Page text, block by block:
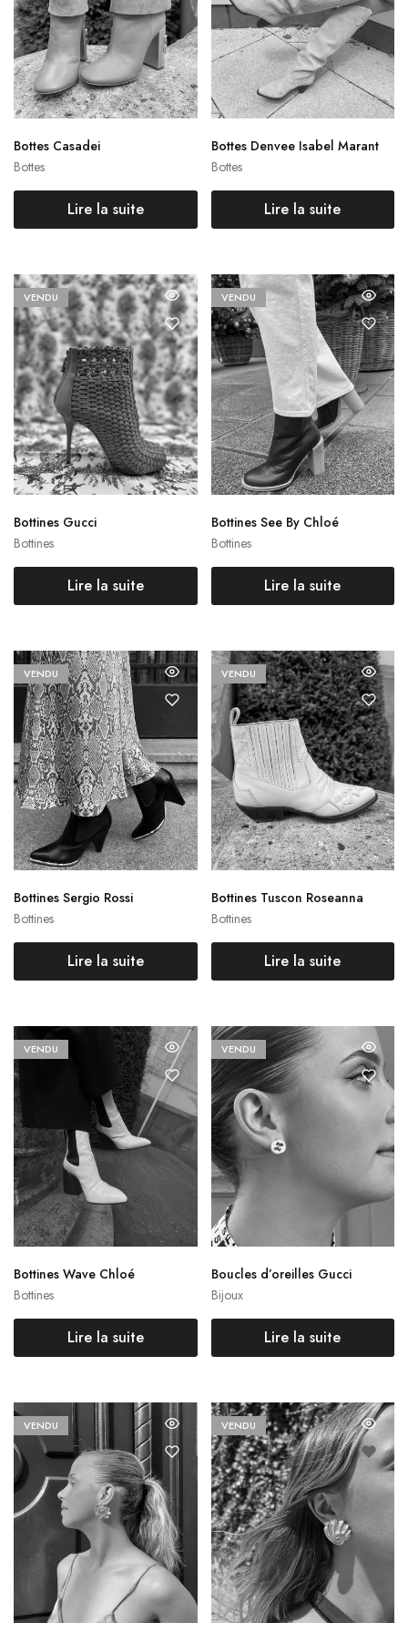
Bottes
Bottes Casadei
Lire la suite
Bottes
Bottes Denvee Isabel Marant
Lire la suite
VENDU
Bottines
Bottines Gucci
Lire la suite
VENDU
Bottines
Bottines See By Chloé
Lire la suite
VENDU
Bottines
Bottines Sergio Rossi
Lire la suite
VENDU
Bottines
Bottines Tuscon Roseanna
Lire la suite
VENDU
Bottines
Bottines Wave Chloé
Lire la suite
VENDU
Bijoux
Boucles d’oreilles Gucci
Lire la suite
VENDU VENDU